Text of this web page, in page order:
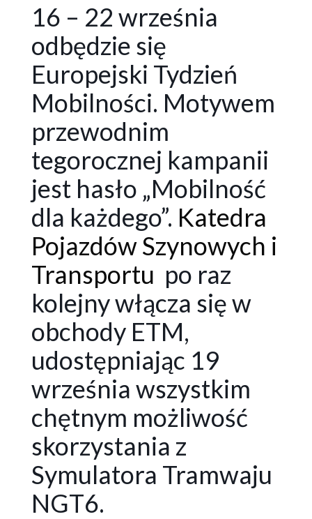
16 – 22 września
odbędzie się
Europejski Tydzień
Mobilności. Motywem
przewodnim
tegorocznej kampanii
jest hasło „Mobilność
dla każdego”. Katedra
Pojazdów Szynowych i
Transportu po raz
kolejny włącza się w
obchody ETM,
udostępniając 19
września wszystkim
chętnym możliwość
skorzystania z
Symulatora Tramwaju
NGT6.